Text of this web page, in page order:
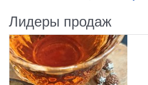
Лидеры продаж